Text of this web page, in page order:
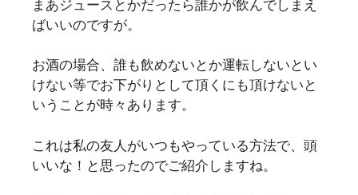
まあジュースとかだったら誰かが飲んでしまえ
ばいいのですが。
お酒の場合、誰も飲めないとか運転しないとい
けない等でお下がりとして頂くにも頂けないと
いうことが時々あります。
これは私の友人がいつもやっている方法で、頭
いいな！と思ったのでご紹介しますね。